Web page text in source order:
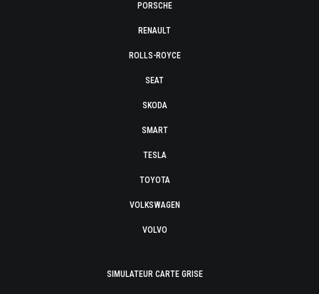
PORSCHE
RENAULT
ROLLS-ROYCE
SEAT
SKODA
SMART
TESLA
TOYOTA
VOLKSWAGEN
VOLVO
SIMULATEUR CARTE GRISE